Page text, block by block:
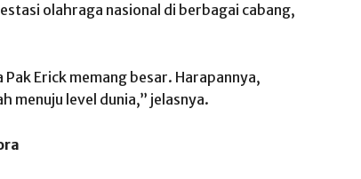
olahraga nasional di berbagai cabang,
Erick memang besar. Harapannya,
menuju level dunia,” jelasnya.